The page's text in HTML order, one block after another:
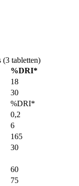
(3 tabletten)
%DRI*
18
30
%DRI*
0,2
6
165
30
60
75